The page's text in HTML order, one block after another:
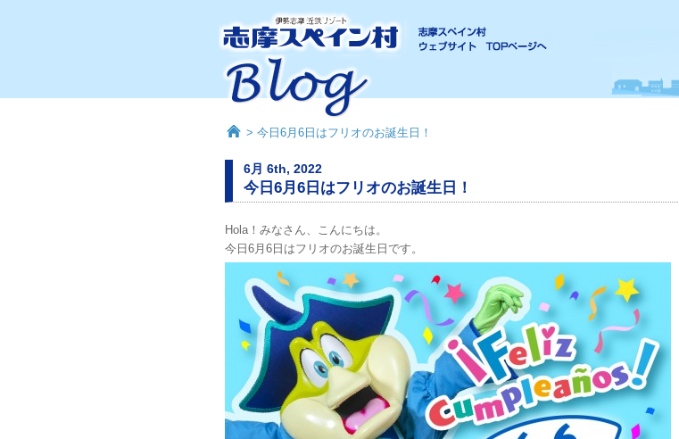
> 今日6月6日はフリオのお誕生日！
6月 6th, 2022
今日6月6日はフリオのお誕生日！
Hola！みなさん、こんにちは。
今日6月6日はフリオのお誕生日です。